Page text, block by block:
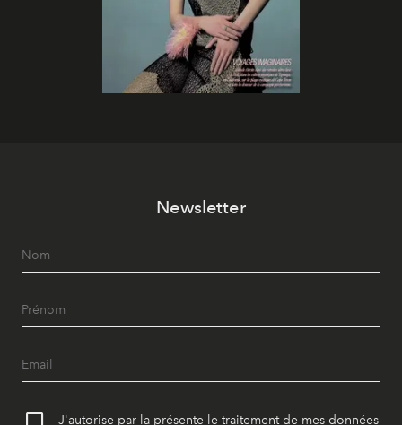
Newsletter
J'autorise par la présente le traitement de mes données